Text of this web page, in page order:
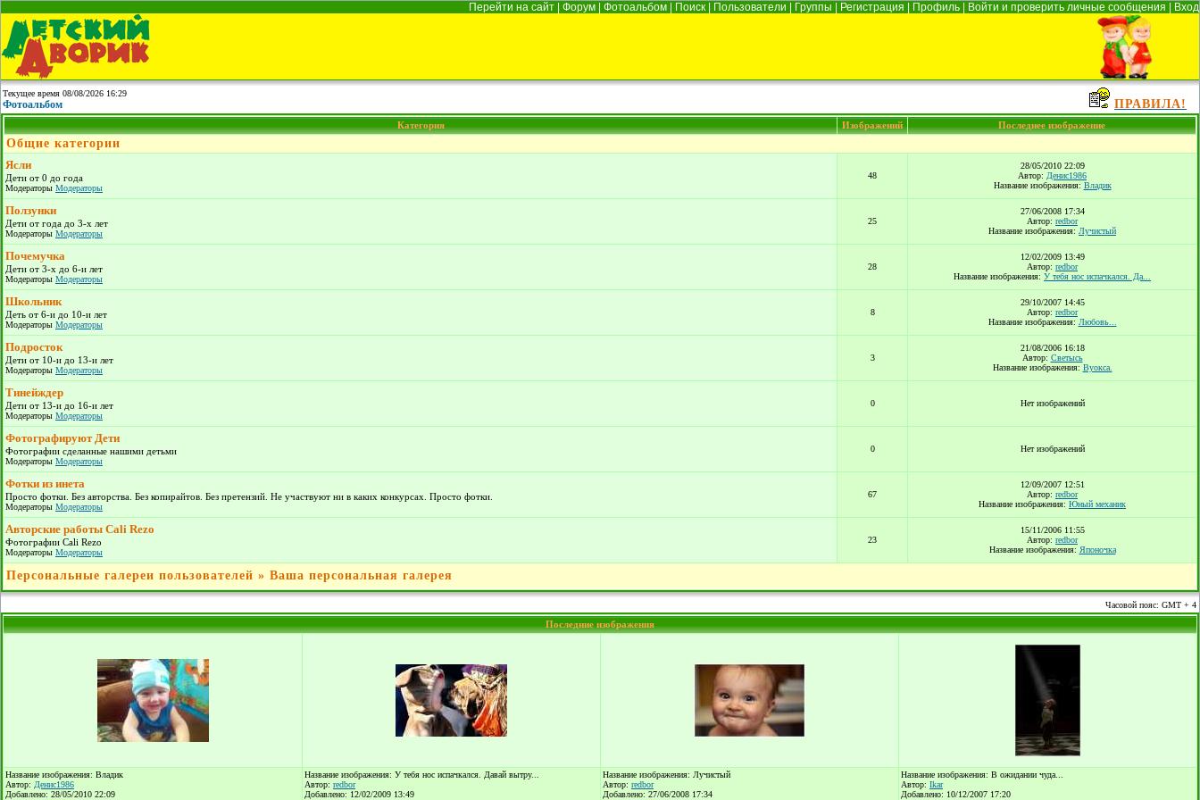
Перейти на сайт Форум Фотоальбом Поиск Пользователи Группы Регистрация Профиль Войти и проверить личные сообщения Вход
Текущее время 08/08/2026 16:29
Фотоальбом ПРАВИЛА!
Категория Изображений Последнее изображение
Общие категории
Ясли
Дети от 0 до года
Модераторы Модераторы
48
28/05/2010 22:09
Автор: Денис1986
Название изображения: Владик
Ползунки
Дети от года до 3-х лет
Модераторы Модераторы
25
27/06/2008 17:34
Автор: redbor
Название изображения: Лучистый
Почемучка
Дети от 3-х до 6-и лет
Модераторы Модераторы
28
12/02/2009 13:49
Автор: redbor
Название изображения: У тебя нос испачкался. Да...
Школьник
Деть от 6-и до 10-и лет
Модераторы Модераторы
8
29/10/2007 14:45
Автор: redbor
Название изображения: Любовь...
Подросток
Дети от 10-и до 13-и лет
Модераторы Модераторы
3
21/08/2006 16:18
Автор: Светысь
Название изображения: Вуокса.
Тинейждер
Дети от 13-и до 16-и лет
Модераторы Модераторы
0 Нет изображений
Фотографируют Дети
Фотографии сделанные нашими детьми
Модераторы Модераторы
0 Нет изображений
Фотки из инета
Просто фотки. Без авторства. Без копирайтов. Без претензий. Не участвуют ни в каких конкурсах. Просто фотки.
Модераторы Модераторы
67
12/09/2007 12:51
Автор: redbor
Название изображения: Юный механик
Авторские работы Cali Rezo
Фотографии Cali Rezo
Модераторы Модераторы
23
15/11/2006 11:55
Автор: redbor
Название изображения: Японочка
Персональные галереи пользователей » Ваша персональная галерея
Часовой пояс: GMT + 4
Последние изображения
Название изображения: Владик
Автор: Денис1986
Добавлено: 28/05/2010 22:09
Название изображения: У тебя нос испачкался. Давай вытру...
Автор: redbor
Добавлено: 12/02/2009 13:49
Название изображения: Лучистый
Автор: redbor
Добавлено: 27/06/2008 17:34
Название изображения: В ожидании чуда...
Автор: Ikar
Добавлено: 10/12/2007 17:20